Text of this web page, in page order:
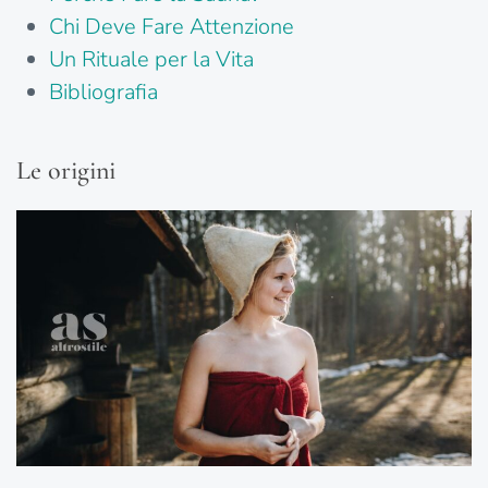
Chi Deve Fare Attenzione
Un Rituale per la Vita
Bibliografia
Le origini